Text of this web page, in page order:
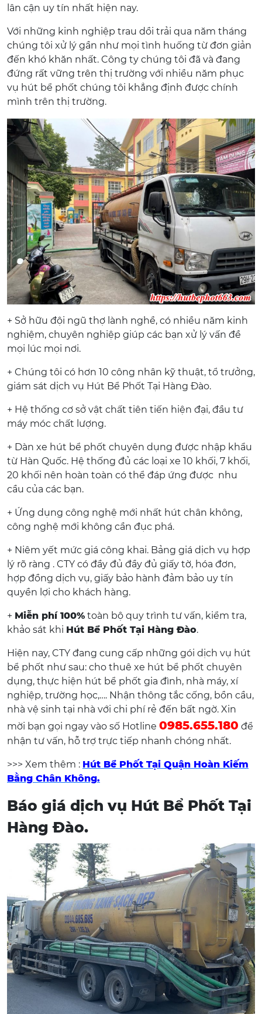
lân cận uy tín nhất hiện nay.
Với những kinh nghiệp trau dồi trải qua năm tháng
chúng tôi xử lý gần như mọi tình huống từ đơn giản
đến khó khăn nhất. Công ty chúng tôi đã và đang
đứng rất vững trên thị trường với nhiều năm phục
vụ hút bể phốt chúng tôi khẳng định được chính
mình trên thị trường.
+ Sở hữu đội ngũ thợ lành nghề, có nhiều năm kinh
nghiệm, chuyên nghiệp giúp các bạn xử lý vấn đề
mọi lúc mọi nơi.
+ Chúng tôi có hơn 10 công nhân kỹ thuật, tổ trưởng,
giám sát dịch vụ Hút Bể Phốt Tại Hàng Đào.
+ Hệ thống cơ sở vật chất tiên tiến hiện đại, đầu tư
máy móc chất lượng.
+ Dàn xe hút bể phốt chuyên dụng được nhập khẩu
từ Hàn Quốc. Hệ thống đủ các loại xe 10 khối, 7 khối,
20 khối nên hoàn toàn có thể đáp ứng được nhu
cầu của các bạn.
+ Ứng dụng công nghệ mới nhất hút chân không,
công nghệ mới không cần đục phá.
+ Niêm yết mức giá công khai. Bảng giá dịch vụ hợp
lý rõ ràng . CTY có đầy đủ đầy đủ giấy tờ, hóa đơn,
hợp đồng dịch vụ, giấy bảo hành đảm bảo uy tín
quyền lợi cho khách hàng.
+ Miễn phí 100% toàn bộ quy trình tư vấn, kiểm tra,
khảo sát khi Hút Bể Phốt Tại Hàng Đào.
Hiện nay, CTY đang cung cấp những gói dịch vụ hút
bể phốt như sau: cho thuê xe hút bể phốt chuyên
dụng, thực hiện hút bể phốt gia đình, nhà máy, xí
nghiệp, trường học,…. Nhận thông tắc cống, bồn cầu,
nhà vệ sinh tại nhà với chi phí rẻ đến bất ngờ. Xin
mời bạn gọi ngay vào số Hotline 0985.655.180 để
nhận tư vấn, hỗ trợ trực tiếp nhanh chóng nhất.
>>> Xem thêm : Hút Bể Phốt Tại Quận Hoàn Kiếm
Bằng Chân Không.
Báo giá dịch vụ Hút Bể Phốt Tại
Hàng Đào.